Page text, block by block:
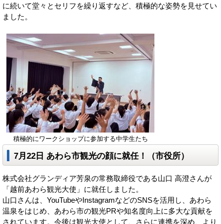
に続いて堂々とセリフを繰り返すなど、積極的な姿勢を見せてい
ました。
積極的にワークショップに参加する中学生たち
7月22日 あわら市観光の顔に就任！（市役所）
株式会社グランディア芳泉の常務取締役である山口 高澄さんが
「越前あわら観光大使」に就任しました。
山口さんは、YouTubeやInstagramなどのSNSを活用し、あわら
温泉をはじめ、あわら市の観光PRや知名度向上に多大な貢献を
されています。今後は観光大使として、さらに連携を深め、より